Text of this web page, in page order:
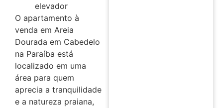
elevador
O apartamento à
venda em Areia
Dourada em Cabedelo
na Paraíba está
localizado em uma
área para quem
aprecia a tranquilidade
e a natureza praiana,